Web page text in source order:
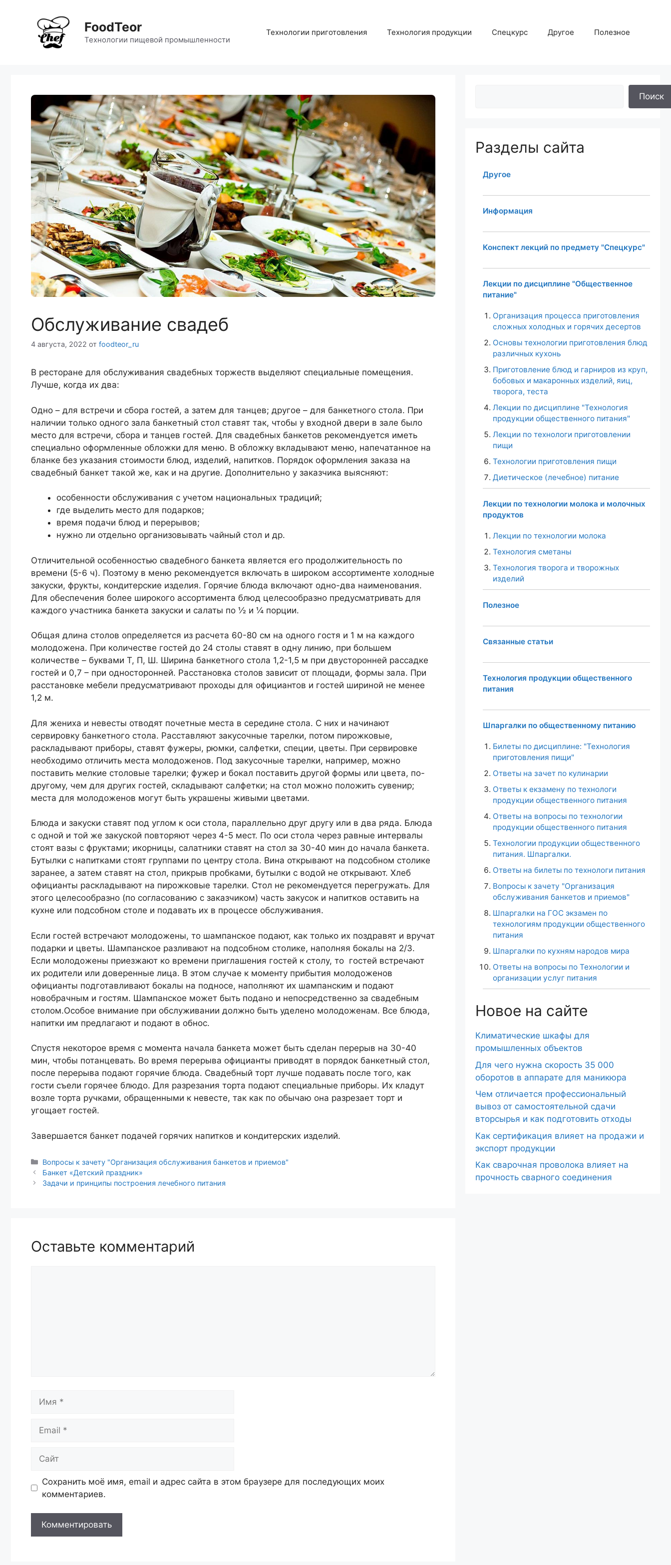
содержимому
FoodTeor
Технологии пищевой промышленности
Технологии приготовления Технология продукции Спецкурс Другое Полезное
Обслуживание свадеб
4 августа, 2022 от foodteor_ru
В ресторане для обслуживания свадебных торжеств выделяют специальные помещения.
Лучше, когда их два:
Одно – для встречи и сбора гостей, а затем для танцев; другое – для банкетного стола. При
наличии только одного зала банкетный стол ставят так, чтобы у входной двери в зале было
место для встречи, сбора и танцев гостей. Для свадебных банкетов рекомендуется иметь
специально оформленные обложки для меню. В обложку вкладывают меню, напечатанное на
бланке без указания стоимости блюд, изделий, напитков. Порядок оформления заказа на
свадебный банкет такой же, как и на другие. Дополнительно у заказчика выясняют:
особенности обслуживания с учетом национальных традиций;
где выделить место для подарков;
время подачи блюд и перерывов;
нужно ли отдельно организовывать чайный стол и др.
Отличительной особенностью свадебного банкета является его продолжительность по
времени (5-6 ч). Поэтому в меню рекомендуется включать в широком ассортименте холодные
закуски, фрукты, кондитерские изделия. Горячие блюда включают одно-два наименования.
Для обеспечения более широкого ассортимента блюд целесообразно предусматривать для
каждого участника банкета закуски и салаты по ½ и ¼ порции.
Общая длина столов определяется из расчета 60-80 см на одного гостя и 1 м на каждого
молодожена. При количестве гостей до 24 столы ставят в одну линию, при большем
количестве – буквами Т, П, Ш. Ширина банкетного стола 1,2-1,5 м при двусторонней рассадке
гостей и 0,7 – при односторонней. Расстановка столов зависит от площади, формы зала. При
расстановке мебели предусматривают проходы для официантов и гостей шириной не менее
1,2 м.
Для жениха и невесты отводят почетные места в середине стола. С них и начинают
сервировку банкетного стола. Расставляют закусочные тарелки, потом пирожковые,
раскладывают приборы, ставят фужеры, рюмки, салфетки, специи, цветы. При сервировке
необходимо отличить места молодоженов. Под закусочные тарелки, например, можно
поставить мелкие столовые тарелки; фужер и бокал поставить другой формы или цвета, по-
другому, чем для других гостей, складывают салфетки; на стол можно положить сувенир;
места для молодоженов могут быть украшены живыми цветами.
Блюда и закуски ставят под углом к оси стола, параллельно друг другу или в два ряда. Блюда
с одной и той же закуской повторяют через 4-5 мест. По оси стола через равные интервалы
стоят вазы с фруктами; икорницы, салатники ставят на стол за 30-40 мин до начала банкета.
Бутылки с напитками стоят группами по центру стола. Вина открывают на подсобном столике
заранее, а затем ставят на стол, прикрыв пробками, бутылки с водой не открывают. Хлеб
официанты раскладывают на пирожковые тарелки. Стол не рекомендуется перегружать. Для
этого целесообразно (по согласованию с заказчиком) часть закусок и напитков оставить на
кухне или подсобном столе и подавать их в процессе обслуживания.
Если гостей встречают молодожены, то шампанское подают, как только их поздравят и вручат
подарки и цветы. Шампанское разливают на подсобном столике, наполняя бокалы на 2/3.
Если молодожены приезжают ко времени приглашения гостей к столу, то гостей встречают
их родители или доверенные лица. В этом случае к моменту прибытия молодоженов
официанты подготавливают бокалы на подносе, наполняют их шампанским и подают
новобрачным и гостям. Шампанское может быть подано и непосредственно за свадебным
столом.Особое внимание при обслуживании должно быть уделено молодоженам. Все блюда,
напитки им предлагают и подают в обнос.
Спустя некоторое время с момента начала банкета может быть сделан перерыв на 30-40
мин, чтобы потанцевать. Во время перерыва официанты приводят в порядок банкетный стол,
после перерыва подают горячие блюда. Свадебный торт лучше подавать после того, как
гости съели горячее блюдо. Для разрезания торта подают специальные приборы. Их кладут
возле торта ручками, обращенными к невесте, так как по обычаю она разрезает торт и
угощает гостей.
Завершается банкет подачей горячих напитков и кондитерских изделий.
Рубрики
Вопросы к зачету "Организация обслуживания банкетов и приемов"
Навигация
записи
Банкет «Детский праздник»
Задачи и принципы построения лечебного питания
Оставьте комментарий
Сохранить моё имя, email и адрес сайта в этом браузере для последующих моих
комментариев.
Поиск
Разделы сайта
Другое
Информация
Конспект лекций по предмету "Спецкурс"
Лекции по дисциплине "Общественное
питание"
Организация процесса приготовления
сложных холодных и горячих десертов
Основы технологии приготовления блюд
различных кухонь
Приготовление блюд и гарниров из круп,
бобовых и макаронных изделий, яиц,
творога, теста
Лекции по дисциплине "Технология
продукции общественного питания"
Лекции по технологи приготовлении
пищи
Технологии приготовления пищи
Диетическое (лечебное) питание
Лекции по технологии молока и молочных
продуктов
Лекции по технологии молока
Технология сметаны
Технология творога и творожных
изделий
Полезное
Связанные статьи
Технология продукции общественного
питания
Шпаргалки по общественному питанию
Билеты по дисциплине: "Технология
приготовления пищи"
Ответы на зачет по кулинарии
Ответы к екзамену по технологи
продукции общественного питания
Ответы на вопросы по технологии
продукции общественного питания
Технологии продукции общественного
питания. Шпаргалки.
Ответы на билеты по технологи питания
Вопросы к зачету "Организация
обслуживания банкетов и приемов"
Шпаргалки на ГОС экзамен по
технологиям продукции общественного
питания
Шпаргалки по кухням народов мира
Ответы на вопросы по Технологии и
организации услуг питания
Новое на сайте
Климатические шкафы для
промышленных объектов
Для чего нужна скорость 35 000
оборотов в аппарате для маникюра
Чем отличается профессиональный
вывоз от самостоятельной сдачи
вторсырья и как подготовить отходы
Как сертификация влияет на продажи и
экспорт продукции
Как сварочная проволока влияет на
прочность сварного соединения